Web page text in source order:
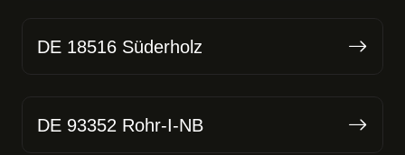
DE 18516 Süderholz
DE 93352 Rohr-I-NB